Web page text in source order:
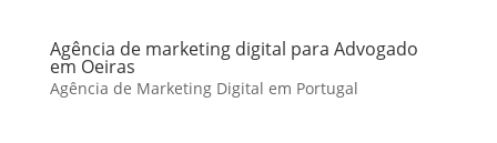
Agência de marketing digital para Advogado
em Oeiras
Agência de Marketing Digital em Portugal